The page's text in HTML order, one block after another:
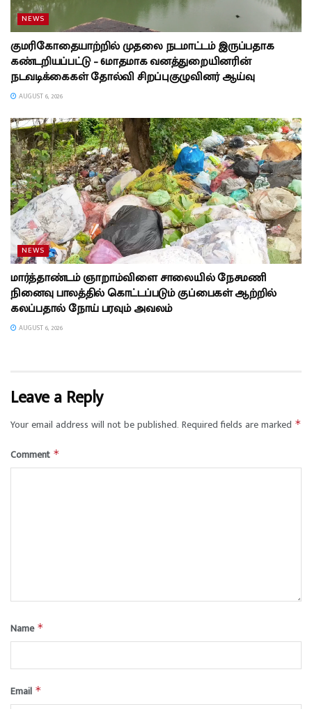
NEWS
குமரிகோதையாற்றில் முதலை நடமாட்டம் இருப்பதாக
கண்டறியப்பட்டு – 6மாதமாக வனத்துறையினரின்
நடவடிக்கைகள் தோல்வி சிறப்புகுழுவினர் ஆய்வு
AUGUST 6, 2026
NEWS
மார்த்தாண்டம் ஞாறாம்விளை சாலையில் நேசமணி
நினைவு பாலத்தில் கொட்டப்படும் குப்பைகள் ஆற்றில்
கலப்பதால் நோய் பரவும் அவலம்
AUGUST 6, 2026
Leave a Reply
Your email address will not be published. Required fields are marked *
Comment *
Name *
Email *